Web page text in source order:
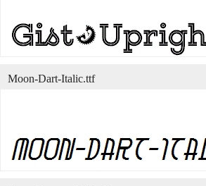
Moon-Dart-Italic.ttf